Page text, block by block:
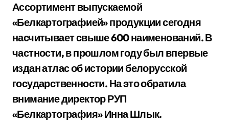
Ассортимент выпускаемой
«Белкартографией» продукции сегодня
насчитывает свыше 600 наименований. В
частности, в прошлом году был впервые
издан атлас об истории белорусской
государственности. На это обратила
внимание директор РУП
«Белкартография» Инна Шлык.